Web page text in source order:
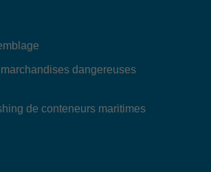
dangereuses
de conteneurs maritimes